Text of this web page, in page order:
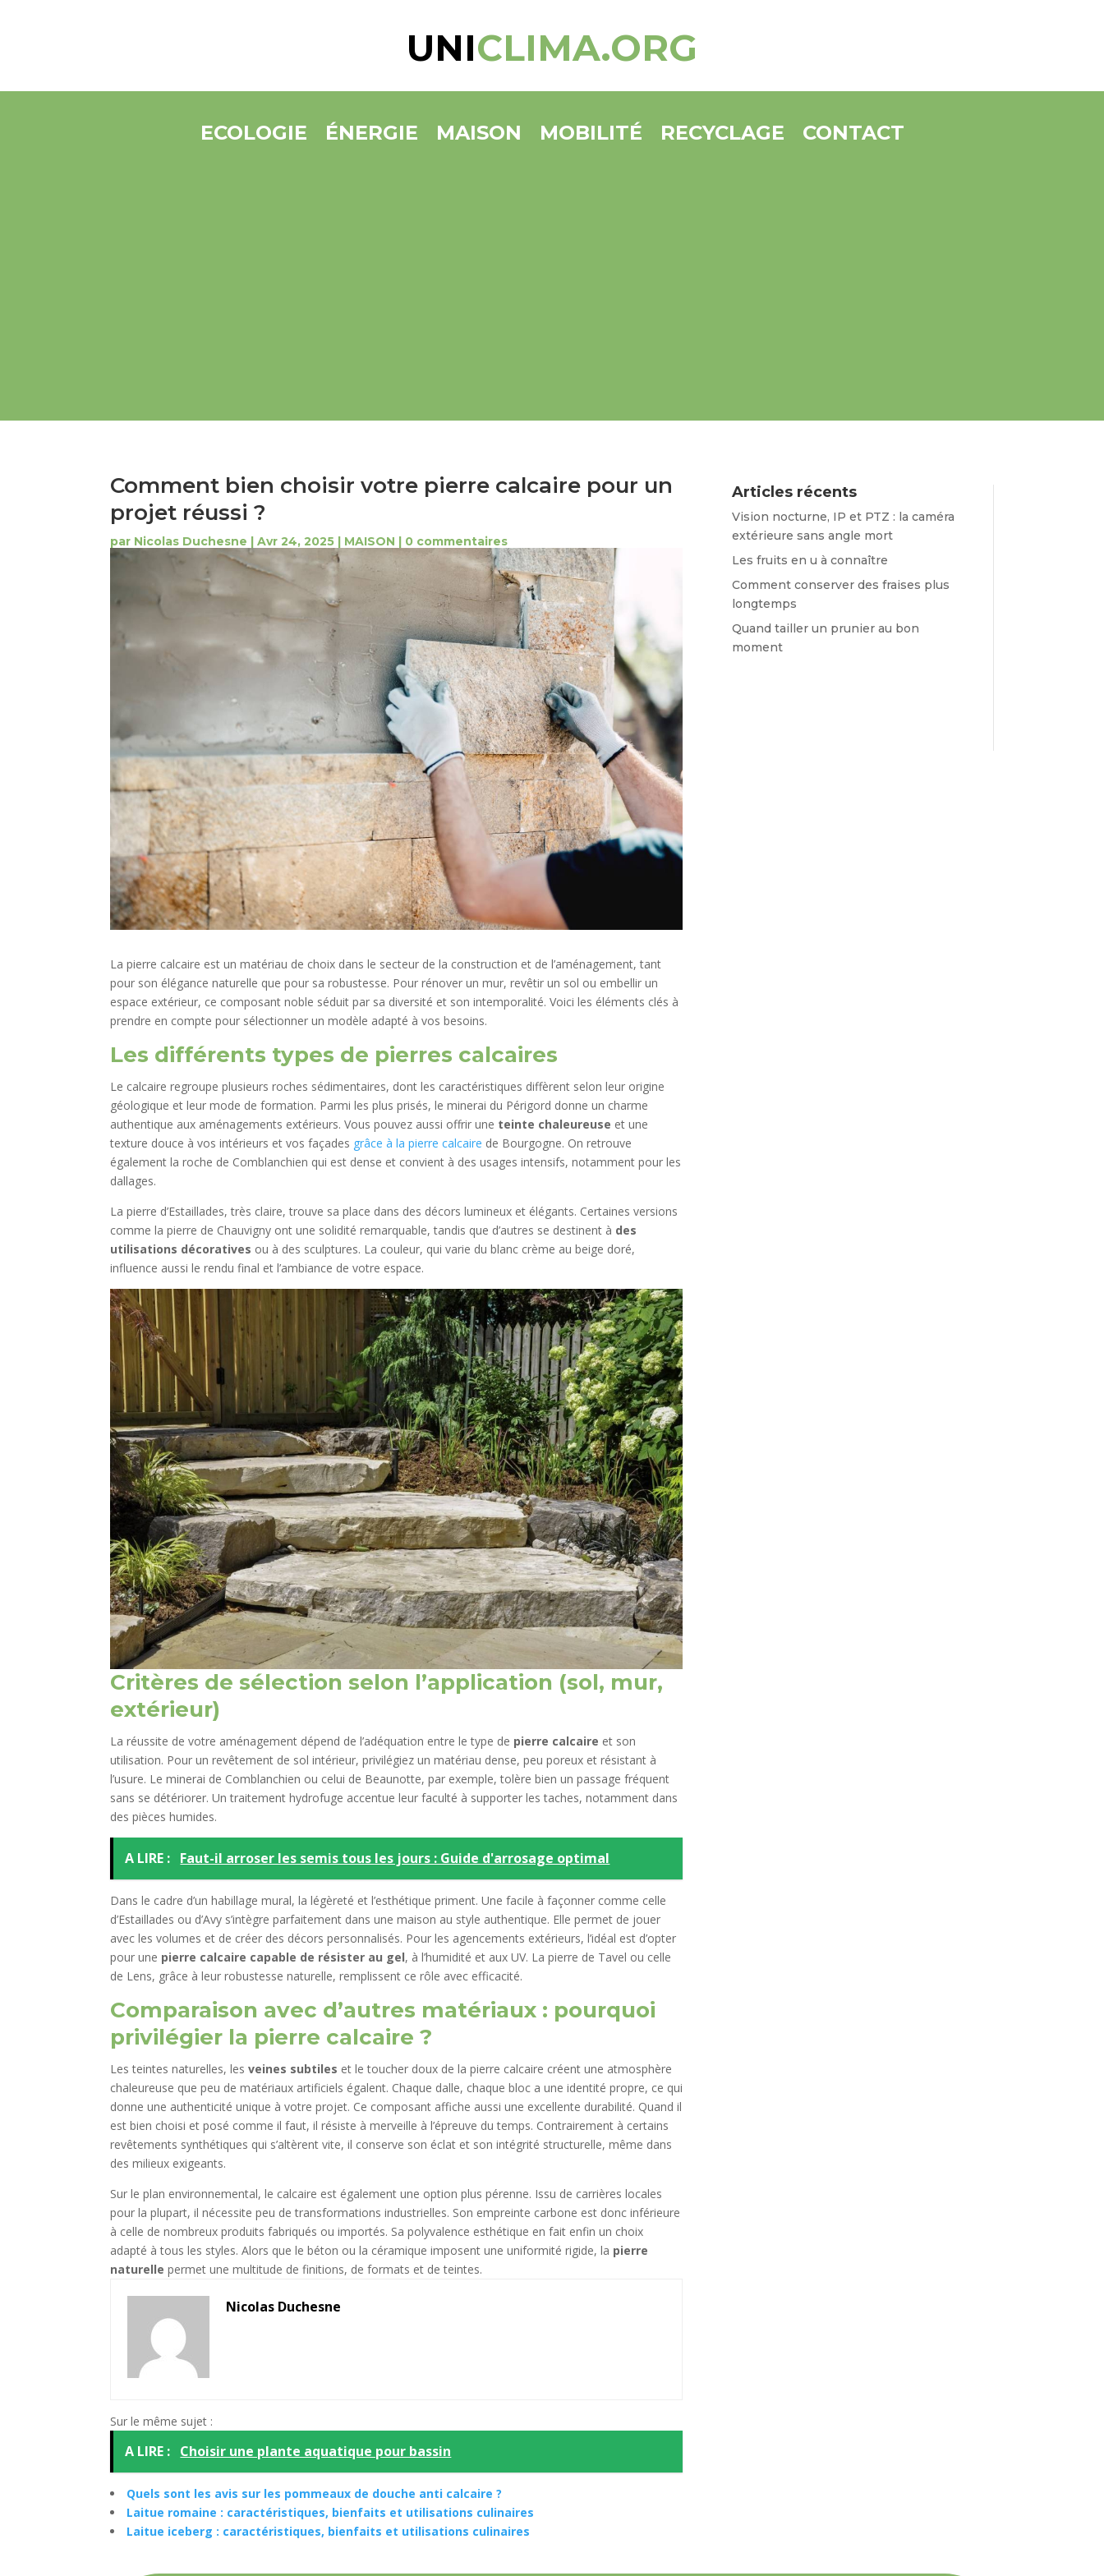
UNICLIMA.ORG
ECOLOGIE ÉNERGIE MAISON MOBILITÉ RECYCLAGE CONTACT
Comment bien choisir votre pierre calcaire pour un
projet réussi ?
par Nicolas Duchesne |Avr 24, 2025 MAISON 0 commentaires
La pierre calcaire est un matériau de choix dans le secteur de la construction et de l’aménagement, tant
pour son élégance naturelle que pour sa robustesse. Pour rénover un mur, revêtir un sol ou embellir un
espace extérieur, ce composant noble séduit par sa diversité et son intemporalité. Voici les éléments clés à
prendre en compte pour sélectionner un modèle adapté à vos besoins.
Les différents types de pierres calcaires
Le calcaire regroupe plusieurs roches sédimentaires, dont les caractéristiques diffèrent selon leur origine
géologique et leur mode de formation. Parmi les plus prisés, le minerai du Périgord donne un charme
authentique aux aménagements extérieurs. Vous pouvez aussi offrir une teinte chaleureuse et une
texture douce à vos intérieurs et vos façades grâce à la pierre calcaire de Bourgogne. On retrouve
également la roche de Comblanchien qui est dense et convient à des usages intensifs, notamment pour les
dallages.
La pierre d’Estaillades, très claire, trouve sa place dans des décors lumineux et élégants. Certaines versions
comme la pierre de Chauvigny ont une solidité remarquable, tandis que d’autres se destinent à des
utilisations décoratives ou à des sculptures. La couleur, qui varie du blanc crème au beige doré,
influence aussi le rendu final et l’ambiance de votre espace.
Critères de sélection selon l’application (sol, mur,
extérieur)
La réussite de votre aménagement dépend de l’adéquation entre le type de pierre calcaire et son
utilisation. Pour un revêtement de sol intérieur, privilégiez un matériau dense, peu poreux et résistant à
l’usure. Le minerai de Comblanchien ou celui de Beaunotte, par exemple, tolère bien un passage fréquent
sans se détériorer. Un traitement hydrofuge accentue leur faculté à supporter les taches, notamment dans
des pièces humides.
A LIRE : Faut-il arroser les semis tous les jours : Guide d'arrosage optimal
Dans le cadre d’un habillage mural, la légèreté et l’esthétique priment. Une facile à façonner comme celle
d’Estaillades ou d’Avy s’intègre parfaitement dans une maison au style authentique. Elle permet de jouer
avec les volumes et de créer des décors personnalisés. Pour les agencements extérieurs, l’idéal est d’opter
pour une pierre calcaire capable de résister au gel, à l’humidité et aux UV. La pierre de Tavel ou celle
de Lens, grâce à leur robustesse naturelle, remplissent ce rôle avec efficacité.
Comparaison avec d’autres matériaux : pourquoi
privilégier la pierre calcaire ?
Les teintes naturelles, lesveines subtiles et le toucher doux de la pierre calcaire créent une atmosphère
chaleureuse que peu de matériaux artificiels égalent. Chaque dalle, chaque bloc a une identité propre, ce qui
donne une authenticité unique à votre projet. Ce composant affiche aussi une excellente durabilité. Quand il
est bien choisi et posé comme il faut, il résiste à merveille à l’épreuve du temps. Contrairement à certains
revêtements synthétiques qui s’altèrent vite, il conserve son éclat et son intégrité structurelle, même dans
des milieux exigeants.
Sur le plan environnemental, le calcaire est également une option plus pérenne. Issu de carrières locales
pour la plupart, il nécessite peu de transformations industrielles. Son empreinte carbone est donc inférieure
à celle de nombreux produits fabriqués ou importés. Sa polyvalence esthétique en fait enfin un choix
adapté à tous les styles. Alors que le béton ou la céramique imposent une uniformité rigide, la pierre
naturelle permet une multitude de finitions, de formats et de teintes.
Nicolas Duchesne
Sur le même sujet :
A LIRE : Choisir une plante aquatique pour bassin
Quels sont les avis sur les pommeaux de douche anti calcaire ?
Laitue romaine : caractéristiques, bienfaits et utilisations culinaires
Laitue iceberg : caractéristiques, bienfaits et utilisations culinaires
Articles récents
Vision nocturne, IP et PTZ : la caméra
extérieure sans angle mort
Les fruits en u à connaître
Comment conserver des fraises plus
longtemps
Quand tailler un prunier au bon
moment